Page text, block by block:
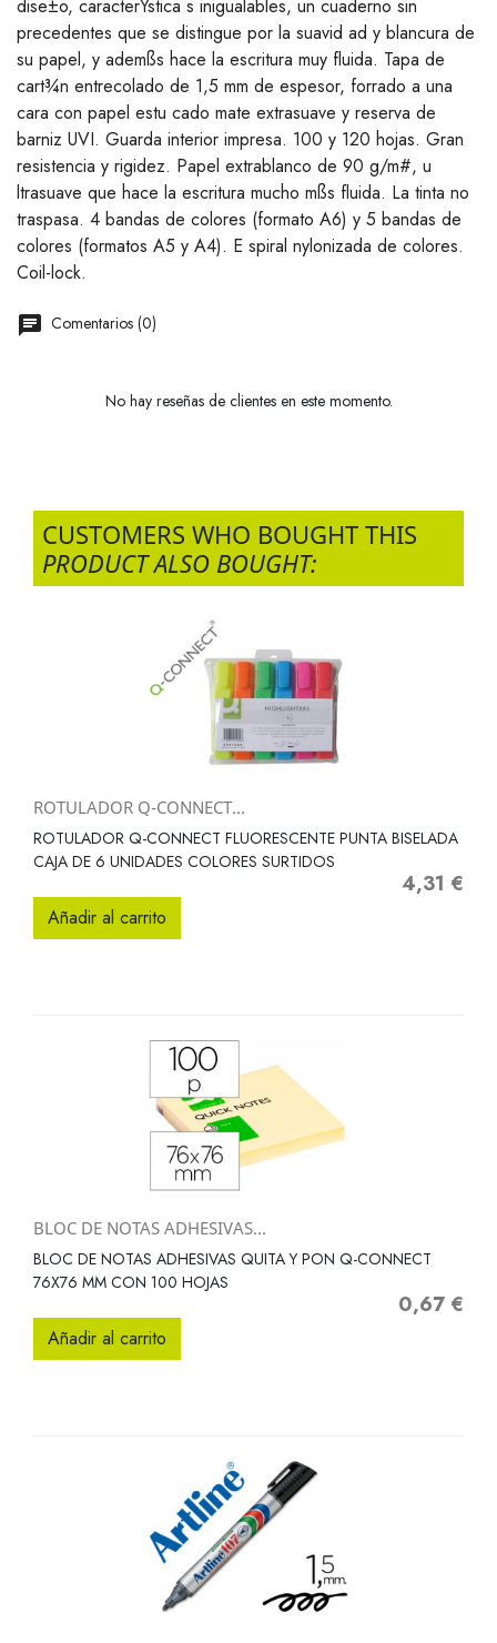
dise±o, caracterÝstica s inigualables, un cuaderno sin
precedentes que se distingue por la suavid ad y blancura de
su papel, y ademßs hace la escritura muy fluida. Tapa de
cart¾n entrecolado de 1,5 mm de espesor, forrado a una
cara con papel estu cado mate extrasuave y reserva de
barniz UVI. Guarda interior impresa. 100 y 120 hojas. Gran
resistencia y rigidez. Papel extrablanco de 90 g/m#, u
ltrasuave que hace la escritura mucho mßs fluida. La tinta no
traspasa. 4 bandas de colores (formato A6) y 5 bandas de
colores (formatos A5 y A4). E spiral nylonizada de colores.
Coil-lock.
Comentarios (0)
No hay reseñas de clientes en este momento.
CUSTOMERS WHO BOUGHT THIS
PRODUCT ALSO BOUGHT:
ROTULADOR Q-CONNECT...
ROTULADOR Q-CONNECT FLUORESCENTE PUNTA BISELADA
CAJA DE 6 UNIDADES COLORES SURTIDOS
Precio
4,31 €
Añadir al carrito
BLOC DE NOTAS ADHESIVAS...
BLOC DE NOTAS ADHESIVAS QUITA Y PON Q-CONNECT
76X76 MM CON 100 HOJAS
Precio
0,67 €
Añadir al carrito